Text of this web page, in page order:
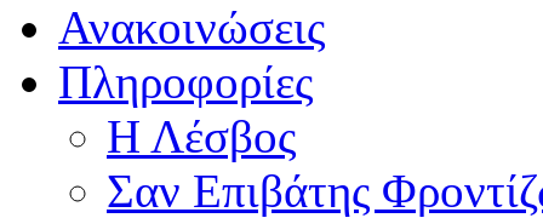
Ανακοινώσεις
Πληροφορίες
Η Λέσβος
Σαν Επιβάτης